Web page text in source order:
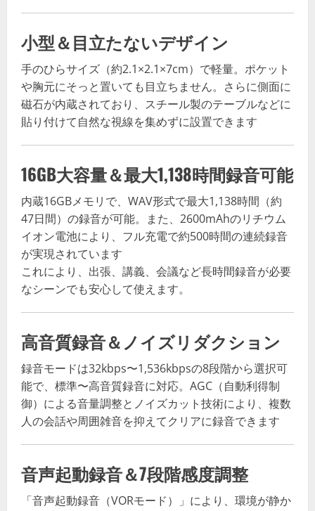
小型＆目立たないデザイン
手のひらサイズ（約2.1×2.1×7cm）で軽量。ポケット
や胸元にそっと置いても目立ちません。さらに側面に
磁石が内蔵されており、スチール製のテーブルなどに
貼り付けて自然な視線を集めずに設置できます
16GB大容量＆最大1,138時間録音可能
内蔵16GBメモリで、WAV形式で最大1,138時間（約
47日間）の録音が可能。また、2600mAhのリチウム
イオン電池により、フル充電で約500時間の連続録音
が実現されています
これにより、出張、講義、会議など長時間録音が必要
なシーンでも安心して使えます。
高音質録音＆ノイズリダクション
録音モードは32kbps〜1,536kbpsの8段階から選択可
能で、標準〜高音質録音に対応。AGC（自動利得制
御）による音量調整とノイズカット技術により、複数
人の会話や周囲雑音を抑えてクリアに録音できます
音声起動録音＆7段階感度調整
「音声起動録音（VORモード）」により、環境が静か